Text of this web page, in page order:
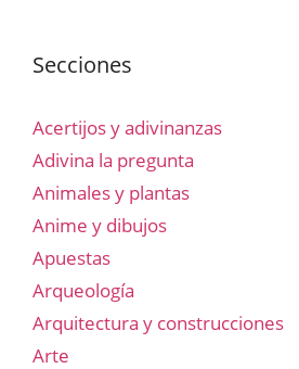
Secciones
Acertijos y adivinanzas
Adivina la pregunta
Animales y plantas
Anime y dibujos
Apuestas
Arqueología
Arquitectura y construcciones
Arte